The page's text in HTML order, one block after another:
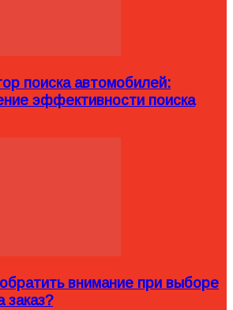
поиска автомобилей:
эффективности поиска
внимание при выборе
заказ?